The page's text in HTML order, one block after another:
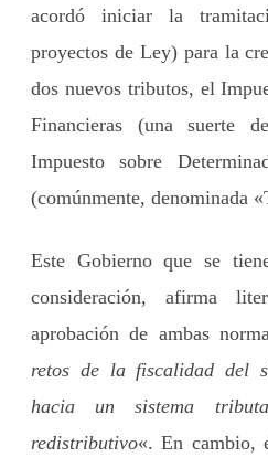
acordó iniciar la
proyectos de Ley) para la
dos nuevos tributos, el
Financieras (una suerte
Impuesto sobre
(comúnmente, denominada
Este Gobierno que se
consideración, afirma
aprobación de ambas
retos de la fiscalidad del
hacia un sistema
redistributivo«. En cambio,